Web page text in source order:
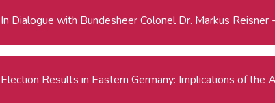
In Dialogue with Bundesheer Colonel Dr. Markus Reisner
Election Results in Eastern Germany: